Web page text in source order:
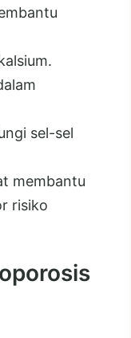
sel-sel
membantu
risiko